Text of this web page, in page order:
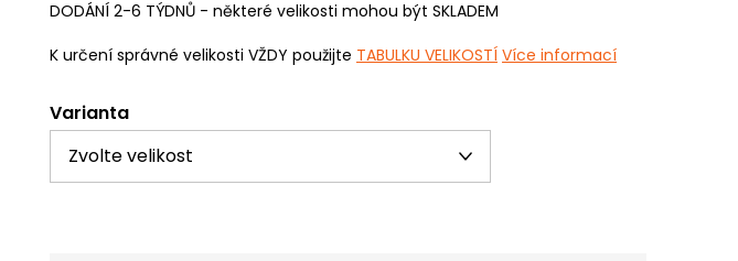
DODÁNÍ 2-6 TÝDNŮ - některé velikosti mohou být SKLADEM
K určení správné velikosti VŽDY použijte TABULKU VELIKOSTÍ Více informací
Varianta